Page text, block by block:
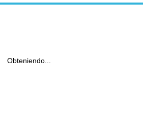
Obteniendo...